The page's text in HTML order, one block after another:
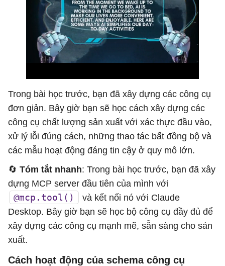
Trong bài học trước, bạn đã xây dựng các công cụ
đơn giản. Bây giờ bạn sẽ học cách xây dựng các
công cụ chất lượng sản xuất với xác thực đầu vào,
xử lý lỗi đúng cách, những thao tác bất đồng bộ và
các mẫu hoạt động đáng tin cậy ở quy mô lớn.
🔄 Tóm tắt nhanh: Trong bài học trước, bạn đã xây
dựng MCP server đầu tiên của mình với
@mcp.tool()
và kết nối nó với Claude
Desktop. Bây giờ bạn sẽ học bộ công cụ đầy đủ để
xây dựng các công cụ mạnh mẽ, sẵn sàng cho sản
xuất.
Cách hoạt động của schema công cụ